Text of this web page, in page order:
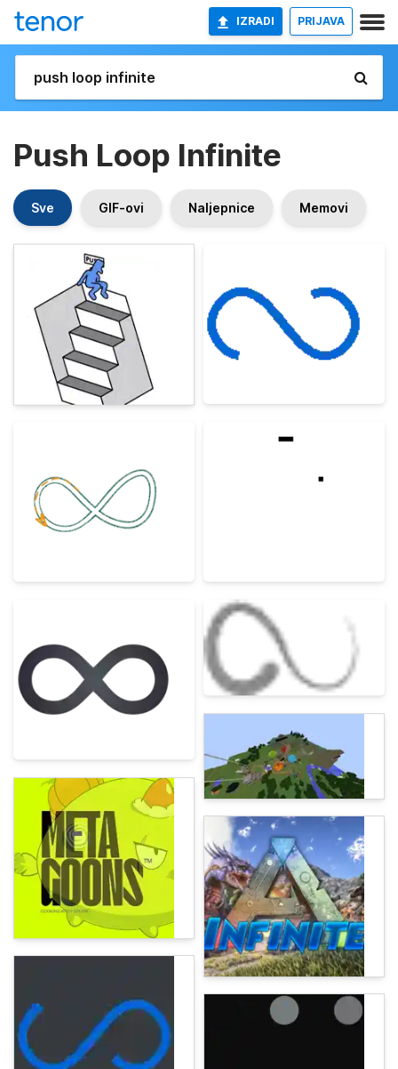
IZRADI PRIJAVA
Push Loop Infinite
Sve GIF-ovi Naljepnice Memovi